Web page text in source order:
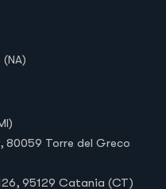
80059 Torre del Greco
95129 Catania (CT)